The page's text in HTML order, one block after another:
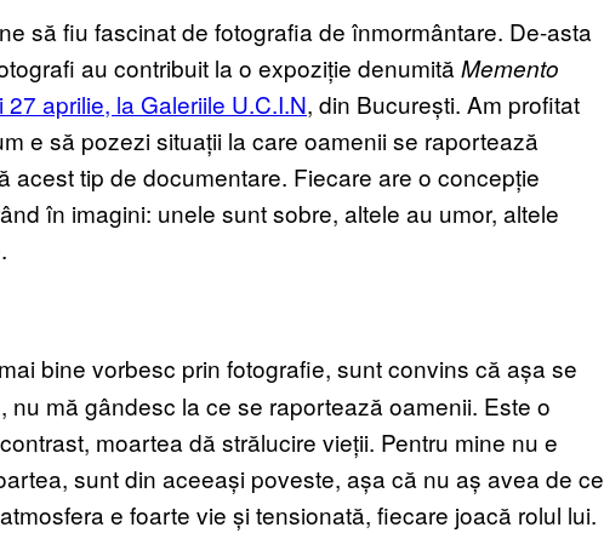
să fiu fascinat de fotografia de înmormântare. De-asta
au contribuit la o expoziție denumită Memento
27 aprilie, la Galeriile U.C.I.N, din București. Am profitat
e să pozezi situații la care oamenii se raportează
acest tip de documentare. Fiecare are o concepție
în imagini: unele sunt sobre, altele au umor, altele
bine vorbesc prin fotografie, sunt convins că așa se
mă gândesc la ce se raportează oamenii. Este o
moartea dă strălucire vieții. Pentru mine nu e
sunt din aceeași poveste, așa că nu aș avea de ce
e foarte vie și tensionată, fiecare joacă rolul lui.